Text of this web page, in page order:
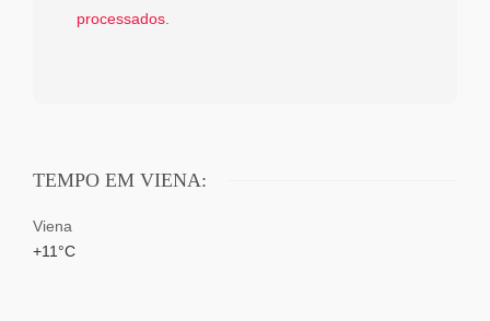
processados
TEMPO EM VIENA:
Viena
+11°C